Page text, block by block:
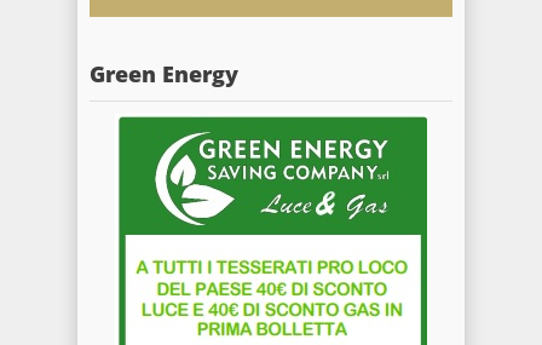
Green Energy